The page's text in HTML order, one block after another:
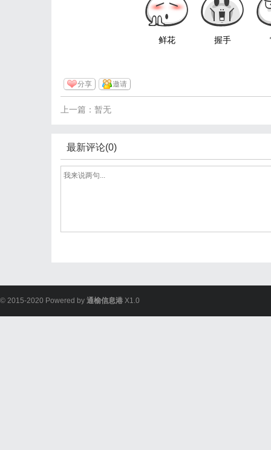
鲜花 握手
分享 邀请
上一篇：暂无
最新评论(0)
© 2015-2020 Powered by 通榆信息港 X1.0